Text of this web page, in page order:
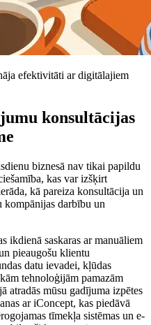
efektivitāti ar digitālajiem
konsultācijas
biznesā nav tikai papildu
kas var izšķirt
kā pareiza konsultācija un
kompānijas darbību un
ikdienā saskaras ar manuāliem
pieaugošu klientu
datu ievadei, kļūdas
tehnoloģijām pamazām
atradās mūsu gadījuma izpētes
ar iConcept, kas piedāvā
tīmekļa sistēmas un e-